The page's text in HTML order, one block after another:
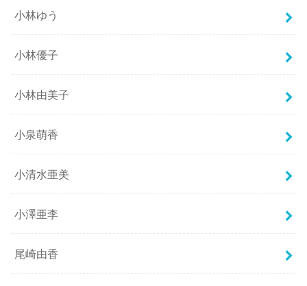
小林ゆう
小林優子
小林由美子
小泉萌香
小清水亜美
小澤亜李
尾崎由香